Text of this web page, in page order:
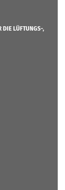
DIE LÜFTUNGS-,